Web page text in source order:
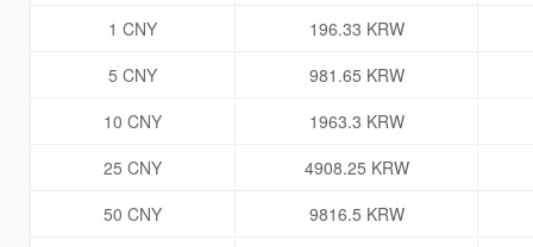
1 CNY
196.33 KRW
5 CNY
981.65 KRW
10 CNY
1963.3 KRW
25 CNY
4908.25 KRW
50 CNY
9816.5 KRW